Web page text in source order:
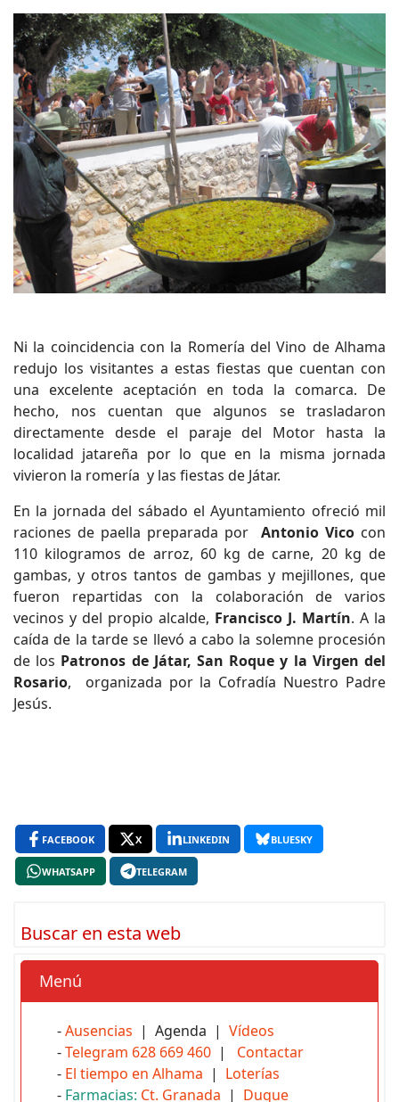
Ni la coincidencia con la Romería del Vino de Alhama
redujo los visitantes a estas fiestas que cuentan con
una excelente aceptación en toda la comarca. De
hecho, nos cuentan que algunos se trasladaron
directamente desde el paraje del Motor hasta la
localidad jatareña por lo que en la misma jornada
vivieron la romería y las fiestas de Játar.
En la jornada del sábado el Ayuntamiento ofreció mil
raciones de paella preparada por Antonio Vico con
110 kilogramos de arroz, 60 kg de carne, 20 kg de
gambas, y otros tantos de gambas y mejillones, que
fueron repartidas con la colaboración de varios
vecinos y del propio alcalde, Francisco J. Martín. A la
caída de la tarde se llevó a cabo la solemne procesión
de los Patronos de Játar, San Roque y la Virgen del
Rosario, organizada por la Cofradía Nuestro Padre
Jesús.
FACEBOOK X LINKEDIN BLUESKY
WHATSAPP TELEGRAM
Buscar en esta web
Menú
-Ausencias | Agenda | Vídeos
-Telegram 628 669 460 | Contactar
- El tiempo en Alhama | Loterías
- Farmacias: Ct. Granada | Duque